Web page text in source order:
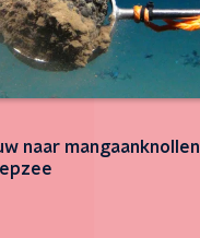
naar mangaanknollen